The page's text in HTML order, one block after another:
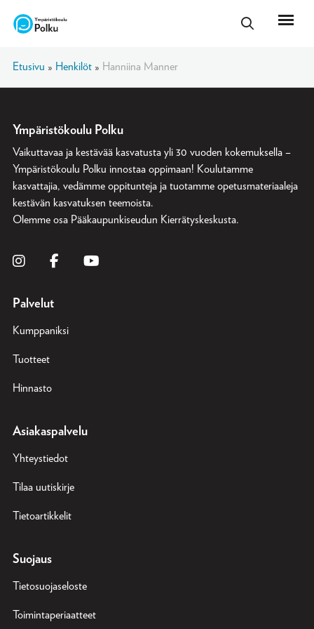
Etusivu » Henkilöt » Hanniina Manner
Ympäristökoulu Polku
Vaikuttavaa ja kestävää kasvatusta yli 30 vuoden kokemuksella –
Ympäristökoulu Polku innostaa oppimaan! Koulutamme
kasvattajia, vedämme oppitunteja ja tuotamme opetusmateriaaleja
kestävän kasvatuksen teemoista.
Olemme osa Pääkaupunkiseudun Kierrätyskeskusta.
Palvelut
Kumppaniksi
Tuotteet
Hinnasto
Asiakaspalvelu
Yhteystiedot
Tilaa uutiskirje
Tietoartikkelit
Suojaus
Tietosuojaseloste
Toimintaperiaatteet